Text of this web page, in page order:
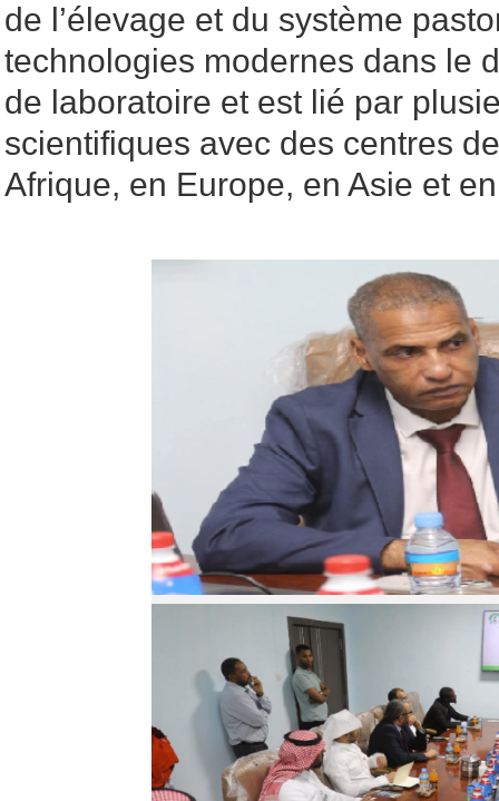
de l’élevage et du système
technologies modernes dans le
de laboratoire et est lié par
scientifiques avec des centres
Afrique, en Europe, en Asie et